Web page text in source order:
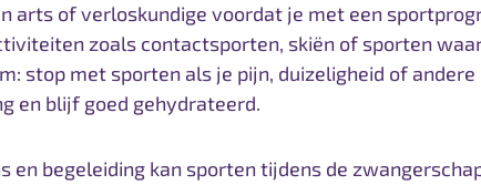
arts of verloskundige voordat je met een
zoals contactsporten, skiën of sporten
stop met sporten als je pijn, duizeligheid of
en blijf goed gehydrateerd.
en begeleiding kan sporten tijdens de